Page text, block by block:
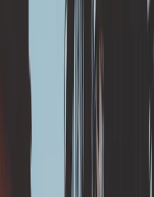
les eaux
des fondations,
sol sous l'habitation.
les argiles (moins de
et différentiel sous vos